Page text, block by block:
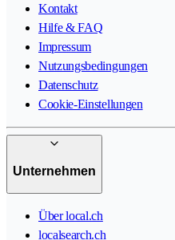
Kontakt
Hilfe & FAQ
Impressum
Nutzungsbedingungen
Datenschutz
Cookie-Einstellungen
Unternehmen
Über local.ch
localsearch.ch